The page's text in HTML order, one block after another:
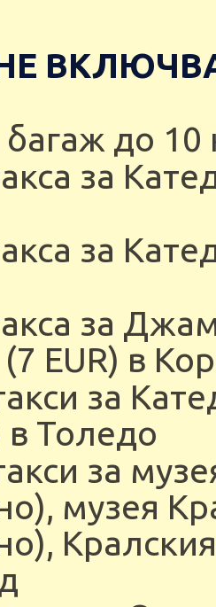
до 10
за
за
за
EUR) в
за
в Толедо
за
музея